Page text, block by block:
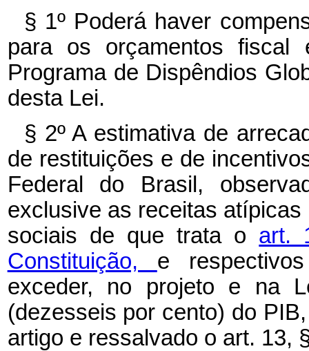
§ 1º Poderá haver
para os orçamentos
Programa de Dispêndios
desta Lei.
§ 2º A estimativa de
de restituições e de
Federal do Brasil,
exclusive as receitas
sociais de que trata o art.
Constituição, e
exceder, no projeto e na
(dezesseis por cento) do
artigo e ressalvado o art. 13,